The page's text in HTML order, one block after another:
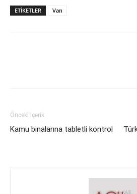
ETIKETLER Van
Önceki İçerik
Kamu binalarına tabletli kontrol